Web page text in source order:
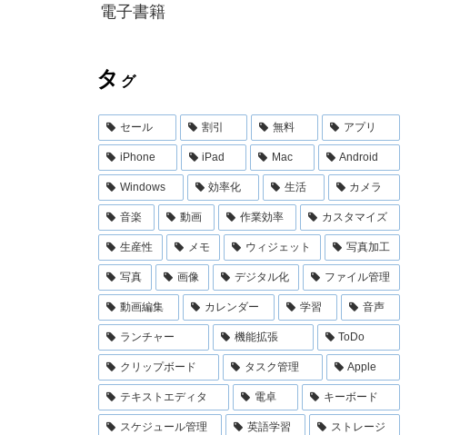
電子書籍
タ グ
セール 割引 無料 アプリ
iPhone iPad Mac Android
Windows 効率化 生活 カメラ
音楽 動画 作業効率 カスタマイズ
生産性 メモ ウィジェット 写真加工
写真 画像 デジタル化 ファイル管理
動画編集 カレンダー 学習 音声
ランチャー 機能拡張 ToDo
クリップボード タスク管理 Apple
テキストエディタ 電卓 キーボード
スケジュール管理 英語学習 ストレージ